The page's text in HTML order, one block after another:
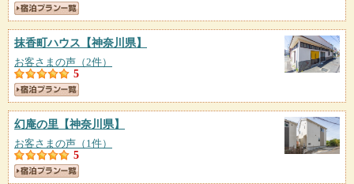
抹香町ハウス 【神奈川県】
お客さまの声（2件）
5
幻庵の里 【神奈川県】
お客さまの声（1件）
5